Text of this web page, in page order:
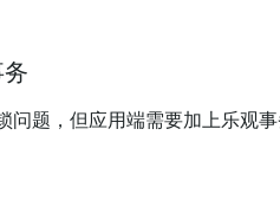
问题，但应用端需要加上乐观